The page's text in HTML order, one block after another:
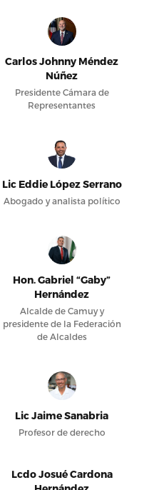
Carlos Johnny Méndez
Núñez
Presidente Cámara de
Representantes
Lic Eddie López Serrano
Abogado y analista político
Hon. Gabriel “Gaby”
Hernández
Alcalde de Camuy y
presidente de la Federación
de Alcaldes
Lic Jaime Sanabria
Profesor de derecho
Lcdo Josué Cardona